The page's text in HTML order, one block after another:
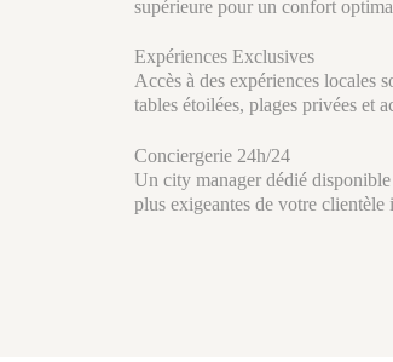
supérieure pour un confort
Expériences Exclusives
Accès à des expériences locales
tables étoilées, plages privées et
Conciergerie 24h/24
Un city manager dédié
plus exigeantes de votre clientèle